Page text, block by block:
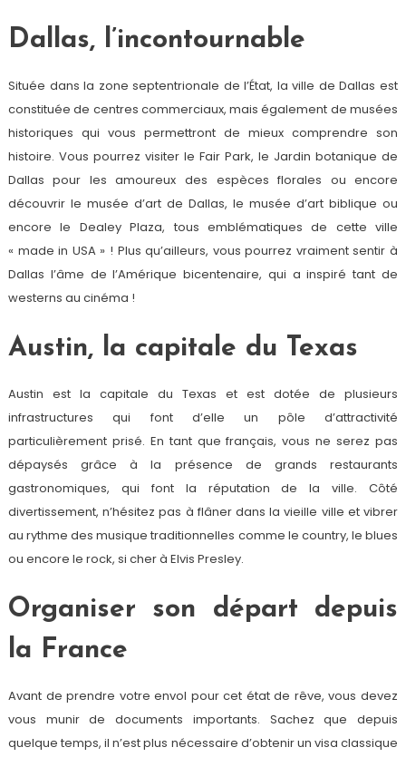
Dallas, l’incontournable
Située dans la zone septentrionale de l’État, la ville de Dallas est
constituée de centres commerciaux, mais également de musées
historiques qui vous permettront de mieux comprendre son
histoire. Vous pourrez visiter le Fair Park, le Jardin botanique de
Dallas pour les amoureux des espèces florales ou encore
découvrir le musée d’art de Dallas, le musée d’art biblique ou
encore le Dealey Plaza, tous emblématiques de cette ville
« made in USA » ! Plus qu’ailleurs, vous pourrez vraiment sentir à
Dallas l’âme de l’Amérique bicentenaire, qui a inspiré tant de
westerns au cinéma !
Austin, la capitale du Texas
Austin est la capitale du Texas et est dotée de plusieurs
infrastructures qui font d’elle un pôle d’attractivité
particulièrement prisé. En tant que français, vous ne serez pas
dépaysés grâce à la présence de grands restaurants
gastronomiques, qui font la réputation de la ville. Côté
divertissement, n’hésitez pas à flâner dans la vieille ville et vibrer
au rythme des musique traditionnelles comme le country, le blues
ou encore le rock, si cher à Elvis Presley.
Organiser son départ depuis
la France
Avant de prendre votre envol pour cet état de rêve, vous devez
vous munir de documents importants. Sachez que depuis
quelque temps, il n’est plus nécessaire d’obtenir un visa classique